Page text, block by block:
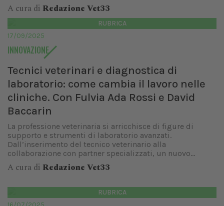
A cura di Redazione Vet33
RUBRICA
17/09/2025
INNOVAZIONE
Tecnici veterinari e diagnostica di
laboratorio: come cambia il lavoro nelle
cliniche. Con Fulvia Ada Rossi e David
Baccarin
La professione veterinaria si arricchisce di figure di
supporto e strumenti di laboratorio avanzati.
Dall’inserimento del tecnico veterinario alla
collaborazione con partner specializzati, un nuovo...
A cura di Redazione Vet33
RUBRICA